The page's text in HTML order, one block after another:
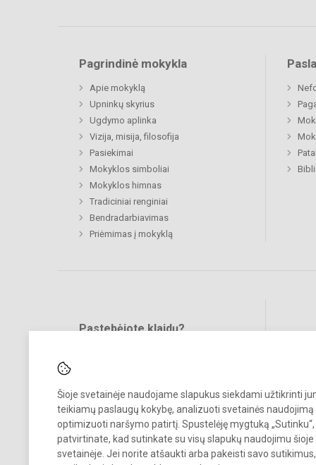
Šioje svetainėje naudojame slapukus siekdami užtikrinti
teikiamų paslaugų kokybę, analizuoti svetainės naudojimą
optimizuoti naršymo patirtį. Spustelėję mygtuką „Sutinku“,
patvirtinate, kad sutinkate su visų slapukų naudojimu šioje
svetainėje. Jei norite atšaukti arba pakeisti savo
Pagrindinė mokykla
Apie mokyklą
Upninkų skyrius
Ugdymo aplinka
Vizija, misija, filosofija
Pasiekimai
Mokyklos simboliai
Mokyklos himnas
Tradiciniai renginiai
Bendradarbiavimas
Priėmimas į mokyklą
Pastebėjote klaidų?
© 2023. Jonavos Lietavos pagrindinė mokykla. Visos teisės